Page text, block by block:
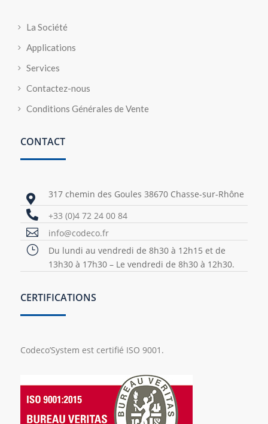
La Société
Applications
Services
Contactez-nous
Conditions Générales de Vente
CONTACT
 317 chemin des Goules 38670 Chasse-sur-Rhône
 +33 (0)4 72 24 00 84
 info@codeco.fr
}
Du lundi au vendredi de 8h30 à 12h15 et de
13h30 à 17h30 – Le vendredi de 8h30 à 12h30.
CERTIFICATIONS
Codeco’System est certifié ISO 9001.